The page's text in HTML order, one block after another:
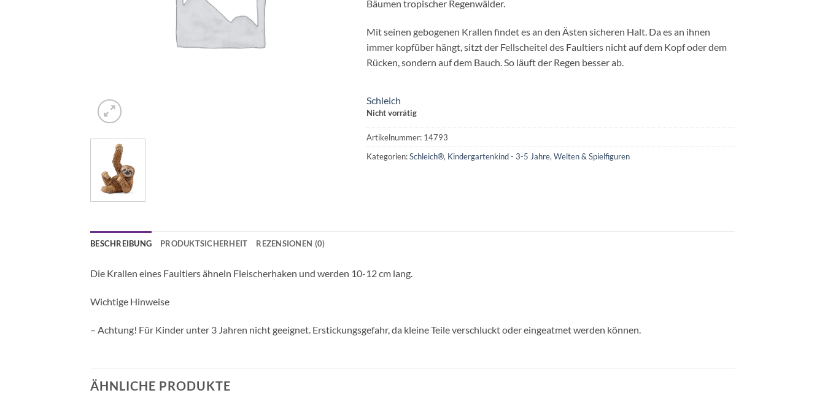
Bäumen tropischer Regenwälder.
Mit seinen gebogenen Krallen findet es an den Ästen sicheren Halt. Da es an ihnen
immer kopfüber hängt, sitzt der Fellscheitel des Faultiers nicht auf dem Kopf oder dem
Rücken, sondern auf dem Bauch. So läuft der Regen besser ab.
Schleich
Nicht vorrätig
Artikelnummer: 14793
Kategorien:Schleich®, Kindergartenkind - 3-5 Jahre, Welten & Spielfiguren
BESCHREIBUNG PRODUKTSICHERHEIT REZENSIONEN (0)
Die Krallen eines Faultiers ähneln Fleischerhaken und werden 10-12 cm lang.
Wichtige Hinweise
– Achtung! Für Kinder unter 3 Jahren nicht geeignet. Erstickungsgefahr, da kleine Teile verschluckt oder eingeatmet werden können.
ÄHNLICHE PRODUKTE